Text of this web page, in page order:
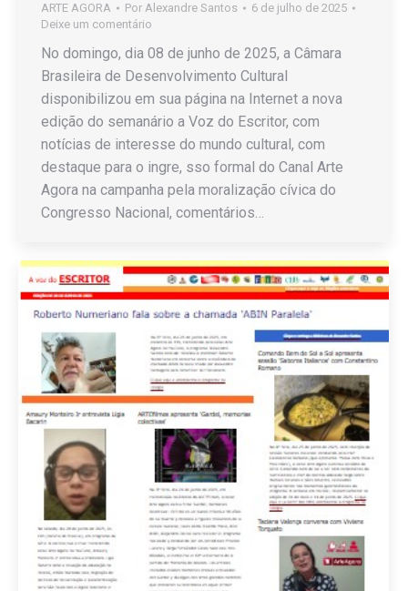
ARTE AGORA Por Alexandre Santos
6 de julho de 2025
Deixe um comentário
No domingo, dia 08 de junho de 2025, a Câmara
Brasileira de Desenvolvimento Cultural
disponibilizou em sua página na Internet a nova
edição do semanário a Voz do Escritor, com
notícias de interesse do mundo cultural, com
destaque para o ingre, sso formal do Canal Arte
Agora na campanha pela moralização cívica do
Congresso Nacional, comentários…